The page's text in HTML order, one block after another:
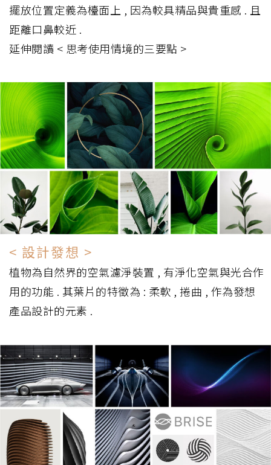
擺放位置定義為檯面上 , 因為較具精品與貴重感 . 且
距離口鼻較近 .
延伸閱讀 < 思考使用情境的三要點 >
< 設計發想 >
植物為自然界的空氣濾淨裝置 , 有淨化空氣與光合作
用的功能 . 其葉片的特徵為 : 柔軟 , 捲曲 , 作為發想
產品設計的元素 .